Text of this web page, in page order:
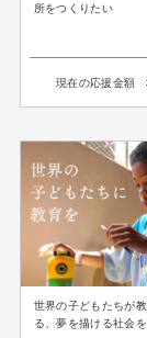
所をつくりたい
現在の応援金額
世界の子どもたちが
る、夢を描ける社会